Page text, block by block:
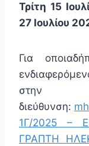
Τρίτη 15
27 Ιουλίου
Για
στην
διεύθυνση:
1Γ/2025 –
ΓΡΑΠΤΗ